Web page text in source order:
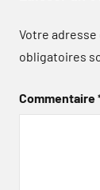
Votre adresse
obligatoires
Commentaire